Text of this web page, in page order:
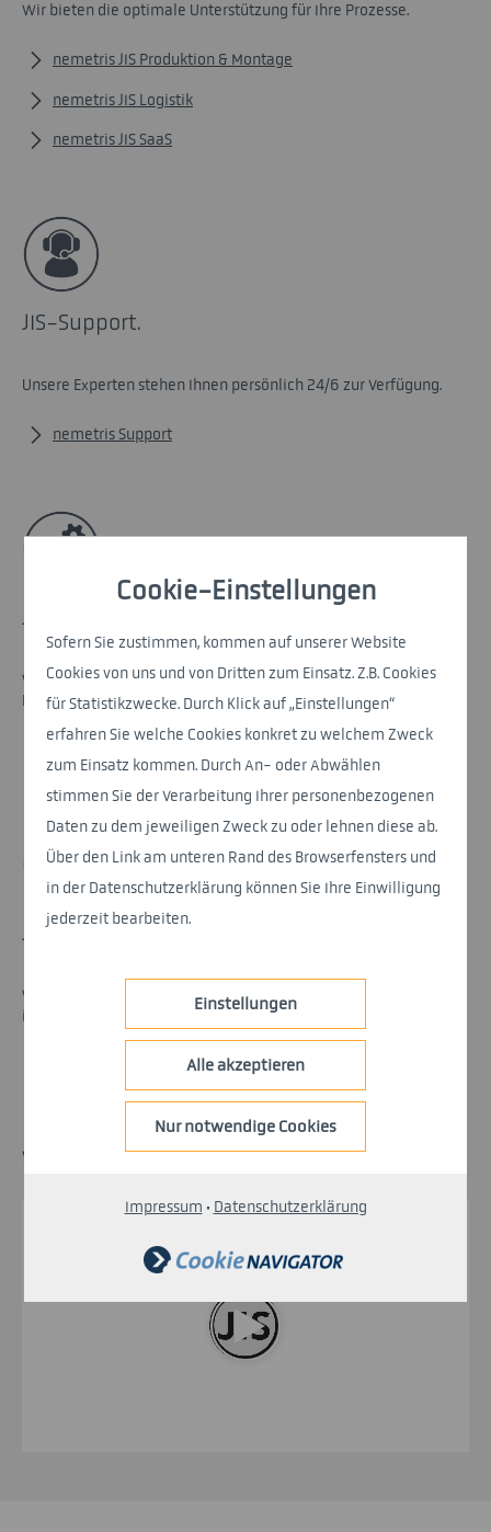
Cookie-Einstellungen
Sofern Sie zustimmen, kommen auf unserer Website
Cookies von uns und von Dritten zum Einsatz. Z.B. Cookies
für Statistikzwecke. Durch Klick auf „Einstellungen“
erfahren Sie welche Cookies konkret zu welchem Zweck
zum Einsatz kommen. Durch An- oder Abwählen
stimmen Sie der Verarbeitung Ihrer personenbezogenen
Daten zu dem jeweiligen Zweck zu oder lehnen diese ab.
Über den Link am unteren Rand des Browserfensters und
in der Datenschutzerklärung können Sie Ihre Einwilligung
jederzeit bearbeiten.
Einstellungen
Alle akzeptieren
Nur notwendige Cookies
Impressum · Datenschutzerklärung
Wir bieten die optimale Unterstützung für Ihre Prozesse.
nemetris JIS Produktion & Montage
nemetris JIS Logistik
nemetris JIS SaaS
JIS-Support.
Unsere Experten stehen Ihnen persönlich 24/6 zur Verfügung.
nemetris Support
JIS-Integration.
Wir verbinden unsere Lösung nahtlos, auch mit Ihrem SAP oder
ERP-System.
JIS-Consulting.
Wir bauen die Brücke zwischen Business und IT – inklusive
inhouse Umsetzung.
nemetris Consulting
Was unsere JIS-Lösung so besonders macht: